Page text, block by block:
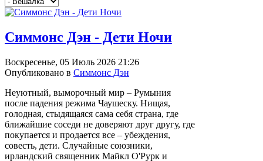
Симмонс Дэн - Дети Ночи
Воскресенье, 05 Июль 2026 21:26
Опубликовано в Симмонс Дэн
Неуютный, выморочный мир – Румыния
после падения режима Чаушеску. Нищая,
голодная, стыдящаяся сама себя страна, где
ближайшие соседи не доверяют друг другу, где
покупается и продается все – убеждения,
совесть, дети. Случайные союзники,
ирландский священник Майкл О'Рурк и